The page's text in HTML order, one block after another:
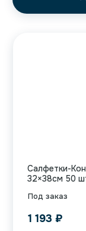
Под заказ
Салфетки-
32×38см 50
1 193 ₽